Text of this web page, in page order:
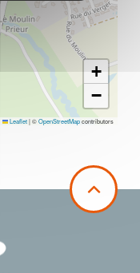
+
−
Leaflet|©OpenStreetMapcontributors